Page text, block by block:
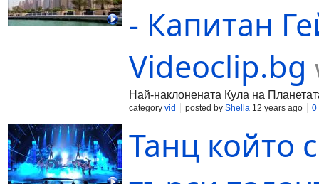
- Капитан
Videoclip.bg
Най-наклонената Кула на
category vid posted by Shella 12 years ago 0
Танц който